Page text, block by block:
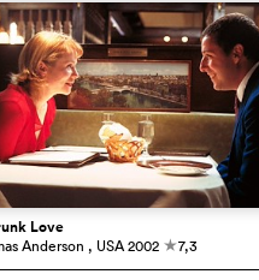
Love
Anderson , USA2002 c7,3